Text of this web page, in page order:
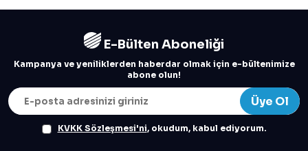
E-Bülten Aboneliği
Kampanya ve yeniliklerden haberdar olmak için e-bültenimize
abone olun!
Üye Ol
KVKK Sözleşmesi'ni, okudum, kabul ediyorum.